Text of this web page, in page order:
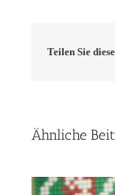
Teilen Sie
Ähnliche